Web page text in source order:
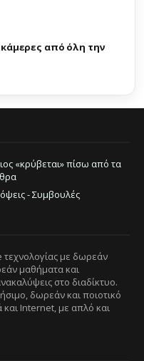
από όλη την
«κρύβεται» πίσω από τα
- Συμβουλές
τεχνολογίας με δωρεάν
μαθήματα και
στο διαδίκτυο.
δωρεάν και ποιοτικό
και Internet, με απλό και